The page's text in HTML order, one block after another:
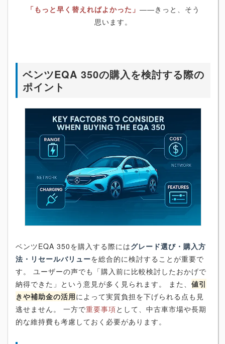
「もっと早く替えればよかった」 ――きっと、そう
思います。
ベンツEQA 350の購入を検討する際の
ポイント
ベンツEQA 350を購入する際にはグレード選び・購入方
法・リセールバリューを総合的に検討することが重要で
す。 ユーザーの声でも「購入前に比較検討したおかげで
納得できた」という意見が多く見られます。 また、 値引
きや補助金の活用によって実質負担を下げられる点も見
逃せません。 一方で重要事項として、中古車市場や長期
的な維持費も考慮しておく必要があります。